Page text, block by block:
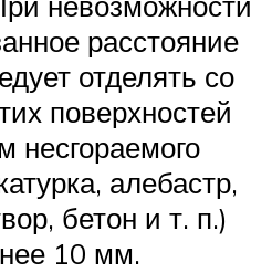
расстояние
отделять со
поверхностей
алебастр,
бетон и т. п.)
10 мм.